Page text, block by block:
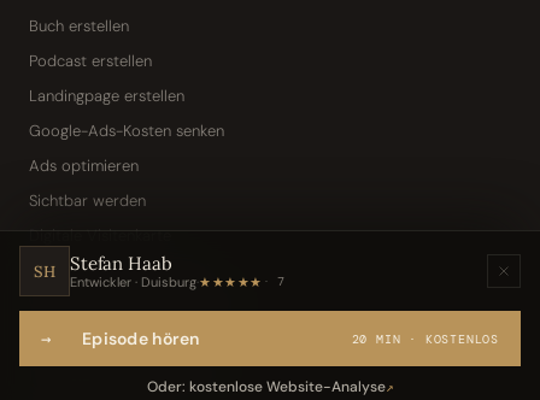
Buch erstellen
Podcast erstellen
Landingpage erstellen
Google-Ads-Kosten senken
Ads optimieren
Sichtbar werden
Digitale Visitenkarte
KI-Assistent (Toni · Jarvis)
Webseite per Sprache
SH Stefan Haab
Entwickler · Duisburg·★★★★★ 7
→ Episode hören 20 MIN · KOSTENLOS
Oder: kostenlose Website-Analyse↗